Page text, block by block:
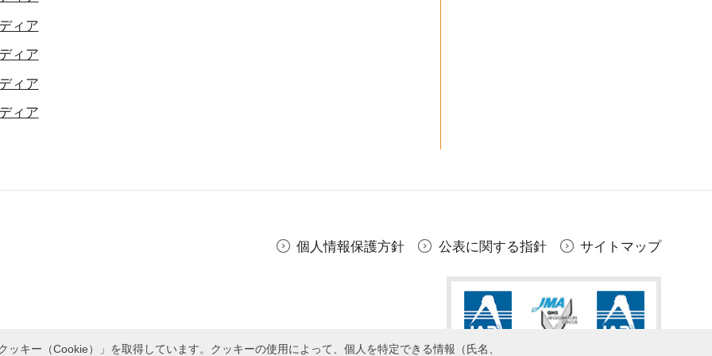
キー（Cookie）」を取得しています。クッキーの使用によって、個人を特定できる情報（氏名、
ィア
ィア
ィア
ィア
個人情報保護方針 公表に関する指針 サイトマップ